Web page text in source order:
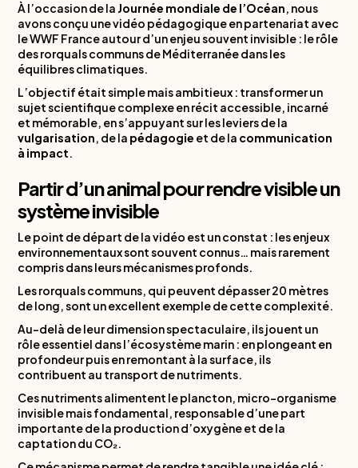
À l’occasion de la Journée mondiale de l’Océan, nous
avons conçu une vidéo pédagogique en partenariat avec
le WWF France autour d’un enjeu souvent invisible : le rôle
des rorquals communs de Méditerranée dans les
équilibres climatiques.
L’objectif était simple mais ambitieux : transformer un
sujet scientifique complexe en récit accessible, incarné
et mémorable, en s’appuyant sur les leviers de la
vulgarisation, de la pédagogie et de la communication
à impact.
Partir d’un animal pour rendre visible un
système invisible
Le point de départ de la vidéo est un constat : les enjeux
environnementaux sont souvent connus… mais rarement
compris dans leurs mécanismes profonds.
Les rorquals communs, qui peuvent dépasser 20 mètres
de long, sont un excellent exemple de cette complexité.
Au-delà de leur dimension spectaculaire, ils jouent un
rôle essentiel dans l’écosystème marin : en plongeant en
profondeur puis en remontant à la surface, ils
contribuent au transport de nutriments.
Ces nutriments alimentent le plancton, micro-organisme
invisible mais fondamental, responsable d’une part
importante de la production d’oxygène et de la
captation du CO₂.